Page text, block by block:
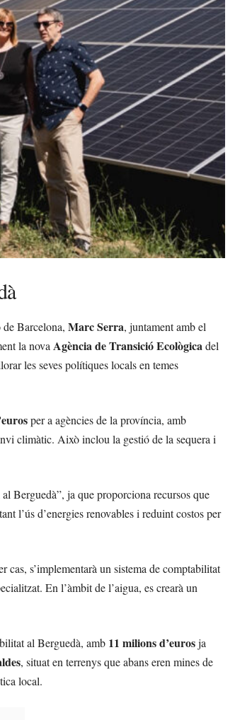
Barcelona, Marc Serra, juntament amb el
la novaAgència de Transició Ecològicadel
les seves polítiques locals en temes
per a agències de la província, amb
climàtic. Això inclou la gestió de la sequera i
Berguedà”, ja que proporciona recursos que
l’ús d’energies renovables i reduint costos per
cas, s’implementarà un sistema de comptabilitat
En l’àmbit de l’aigua, es crearà un
al Berguedà, amb 11 milions d’eurosja
, situat en terrenys que abans eren mines de
local.